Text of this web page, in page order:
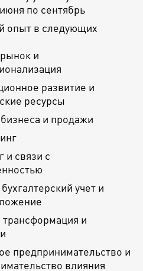
по сентябрь
опыт в следующих
и
развитие и
ресурсы
и продажи
и связи с
учет и
и
предпринимательство и
влияния